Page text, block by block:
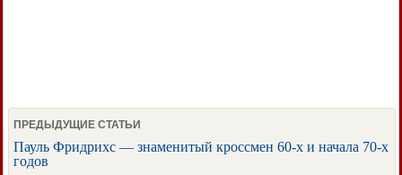
ПРЕДЫДУЩИЕ СТАТЬИ
Пауль Фридрихс — знаменитый кроссмен 60-х и начала 70-х
годов